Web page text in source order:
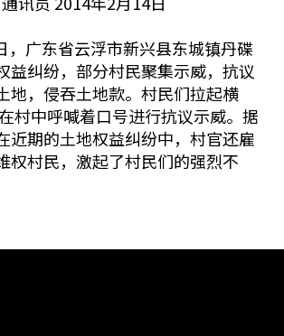
，广东省云浮市新兴县东城镇丹碟
益纠纷，部分村民聚集示威，抗议
地，侵吞土地款。村民们拉起横
村中呼喊着口号进行抗议示威。据
近期的土地权益纠纷中，村官还雇
权村民，激起了村民们的强烈不